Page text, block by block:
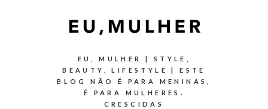
EU, MULHER | STYLE,
BEAUTY, LIFESTYLE | ESTE
BLOG NÃO É PARA MENINAS,
É PARA MULHERES.
CRESCIDAS